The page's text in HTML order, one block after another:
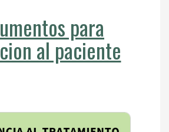
para
al paciente